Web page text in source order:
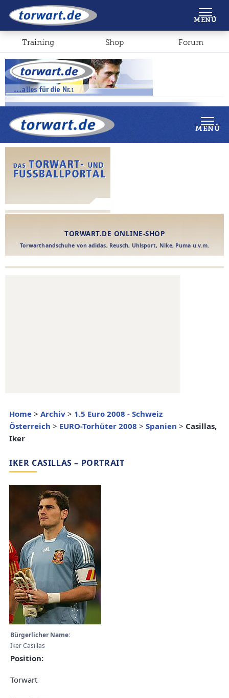
Shop Forum
MENÜ
Home > Archiv > 1.5 Euro 2008 - Schweiz
Österreich > EURO-Torhüter 2008 > Spanien > Casillas,
Iker
IKER CASILLAS – PORTRAIT
Bürgerlicher Name:
Iker Casillas
Position:
Torwart